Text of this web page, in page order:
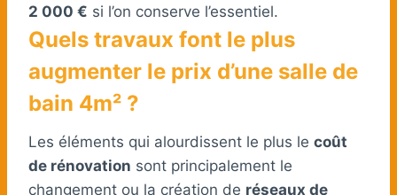
2 000 € si l’on conserve l’essentiel.
Quels travaux font le plus
augmenter le prix d’une salle de
bain 4m² ?
Les éléments qui alourdissent le plus le coût
de rénovation sont principalement le
changement ou la création de réseaux de